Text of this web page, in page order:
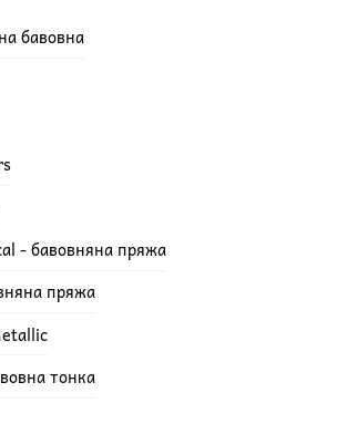
бавовна
- бавовняна пряжа
пряжа
тонка